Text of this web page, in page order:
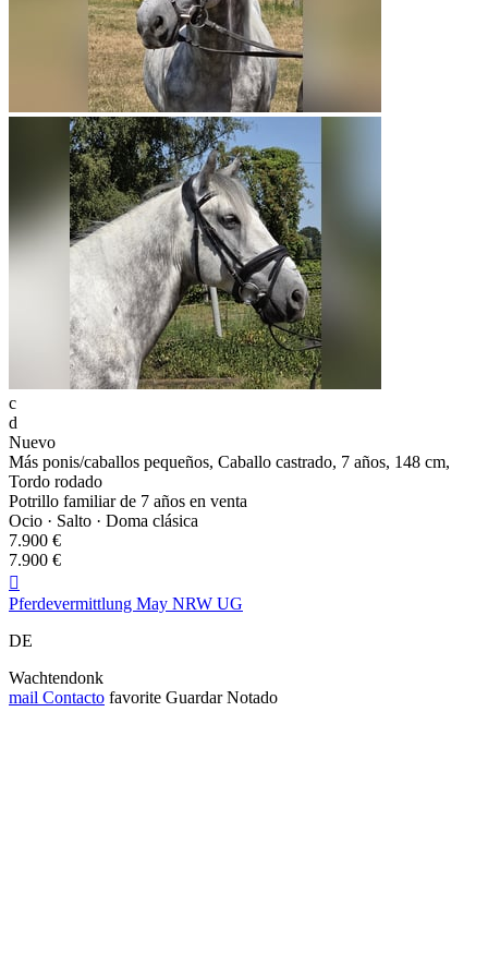
c
d
Nuevo
Más ponis/caballos pequeños, Caballo castrado, 7 años, 148 cm,
Tordo rodado
Potrillo familiar de 7 años en venta
Ocio · Salto · Doma clásica
7.900 €
7.900 €

Pferdevermittlung May NRW UG
DE
Wachtendonk
mail Contacto favorite Guardar Notado